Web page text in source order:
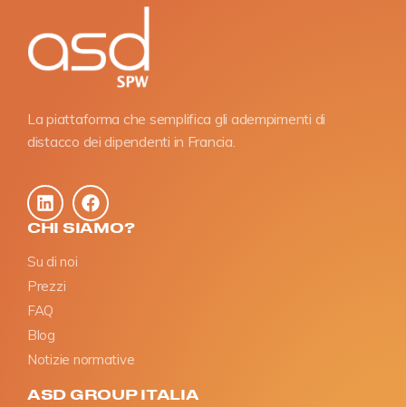
La piattaforma che semplifica gli adempimenti di
distacco dei dipendenti in Francia.
CHI SIAMO?
Su di noi
Prezzi
FAQ
Blog
Notizie normative
ASD GROUP ITALIA